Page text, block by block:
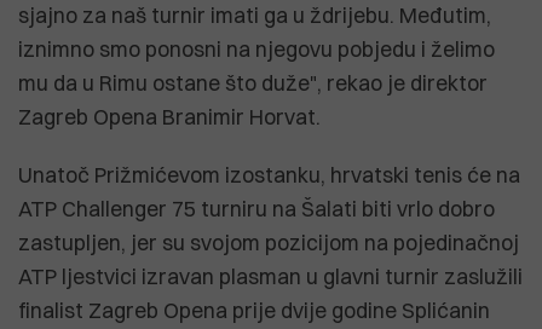
sjajno za naš turnir imati ga u ždrijebu. Međutim,
iznimno smo ponosni na njegovu pobjedu i želimo
mu da u Rimu ostane što duže", rekao je direktor
Zagreb Opena Branimir Horvat.
Unatoč Prižmićevom izostanku, hrvatski tenis će na
ATP Challenger 75 turniru na Šalati biti vrlo dobro
zastupljen, jer su svojom pozicijom na pojedinačnoj
ATP ljestvici izravan plasman u glavni turnir zaslužili
finalist Zagreb Opena prije dvije godine Splićanin